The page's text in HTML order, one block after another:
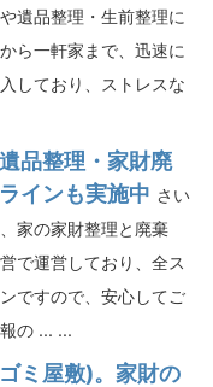
遺品整理・生前整理に
ら一軒家まで、迅速に
しており、ストレスな
品整理・家財廃
インも実施中 さい
家の家財整理と廃棄
で運営しており、全ス
ですので、安心してご
の ... ...
ミ屋敷)。家財の